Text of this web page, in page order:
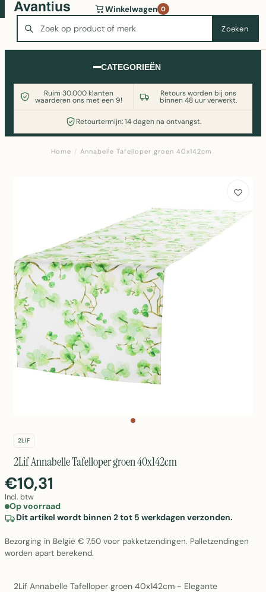
Zoeken
Winkelwagen 0
CATEGORIEËN
Ruim 30.000 klanten
waarderen ons met een 9!
Retours worden bij ons
binnen 48 uur verwerkt.
Retourtermijn: 14 dagen na ontvangst.
Wasmachine of koelkast nodig? Vergelijk alle prijzen op
Witgoedaanbod.nl
Home / Annabelle Tafelloper groen 40x142cm
2LIF
2Lif Annabelle Tafelloper groen 40x142cm
€10,31
Incl. btw
Op voorraad
Dit artikel wordt binnen 2 tot 5 werkdagen verzonden.
Bezorging in België € 7,50 voor pakketzendingen. Palletzendingen
worden apart berekend.
2Lif Annabelle Tafelloper groen 40x142cm - Elegante